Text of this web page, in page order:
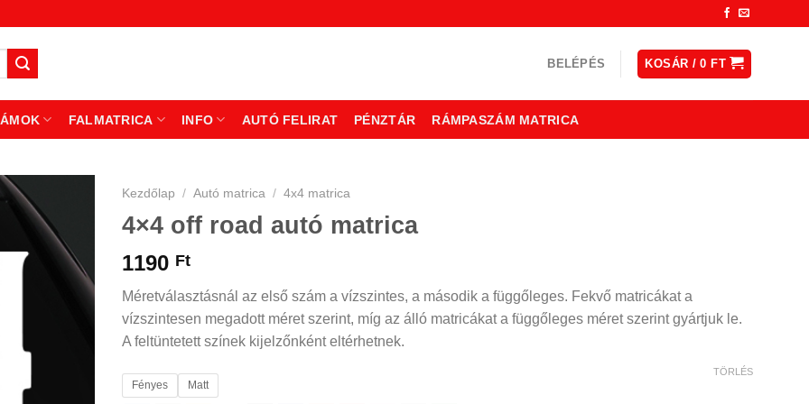
BELÉPÉS KOSÁR /0FT
FALMATRICA INFO AUTÓ FELIRAT PÉNZTÁR RÁMPASZÁM MATRICA
Kezdőlap / Autó matrica / 4x4 matrica
4×4 off road autó matrica
1190 Ft
Méretválasztásnál az első szám a vízszintes, a második a függőleges. Fekvő matricákat a
vízszintesen megadott méret szerint, míg az álló matricákat a függőleges méret szerint gyártjuk le.
A feltüntetett színek kijelzőnként eltérhetnek.
Fényes Matt
TÖRLÉS